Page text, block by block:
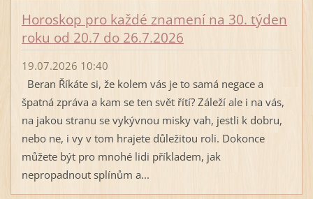
Horoskop pro každé znamení na 30. týden
roku od 20.7 do 26.7.2026
19.07.2026 10:40
Beran Říkáte si, že kolem vás je to samá negace a
špatná zpráva a kam se ten svět řítí? Záleží ale i na vás,
na jakou stranu se vykývnou misky vah, jestli k dobru,
nebo ne, i vy v tom hrajete důležitou roli. Dokonce
můžete být pro mnohé lidi příkladem, jak
nepropadnout splínům a...